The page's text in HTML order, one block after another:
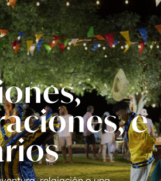
ones,
aciones,e
rios